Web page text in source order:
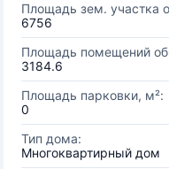
Площадь зем. участка
6756
Площадь помещений
3184.6
Площадь парковки, м²:
0
Тип дома:
Многоквартирный дом